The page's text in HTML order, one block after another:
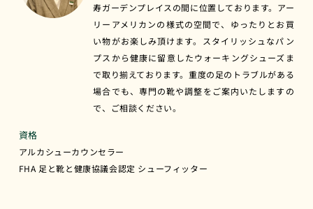
寿ガーデンプレイスの間に位置しております。アー
リーアメリカンの様式の空間で、ゆったりとお買
い物がお楽しみ頂けます。スタイリッシュなパン
プスから健康に留意したウォーキングシューズま
で取り揃えております。重度の足のトラブルがある
場合でも、専門の靴や調整をご案内いたしますの
で、ご相談ください。
資格
アルカシューカウンセラー
FHA 足と靴と健康協議会認定 シューフィッター